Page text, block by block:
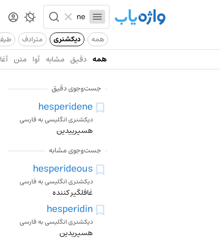
همه دیکشنری مترادف
همه دقیق مشابه آوا متن
جست‌وجوی دقیق
hesperidene
دیکشنری انگلیسی به فارسی
هسپرییدین
جست‌وجوی مشابه
hesperideous
دیکشنری انگلیسی به فارسی
غافلگیر کننده
hesperidin
دیکشنری انگلیسی به فارسی
هسپریدین